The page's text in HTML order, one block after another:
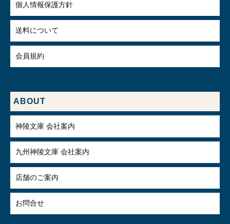
個人情報保護方針
送料について
会員規約
ABOUT
神陵文庫 会社案内
九州神陵文庫 会社案内
店舗のご案内
お問合せ